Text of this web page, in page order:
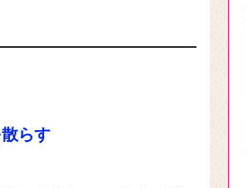
らす